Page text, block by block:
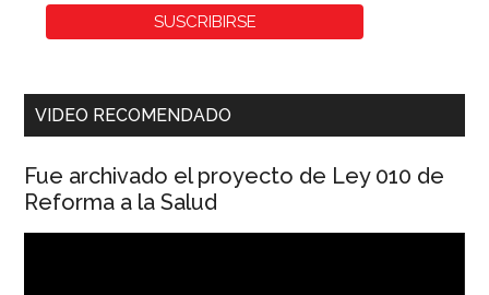
VIDEO RECOMENDADO
Fue archivado el proyecto de Ley 010 de
Reforma a la Salud